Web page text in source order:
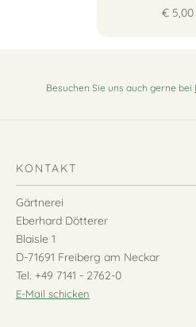
€ 5,00
Besuchen Sie uns auch gerne bei
KONTAKT
Gärtnerei
Eberhard Dötterer
Blaisle 1
D-71691 Freiberg am Neckar
Tel. +49 7141 - 2762-0
E-Mail schicken